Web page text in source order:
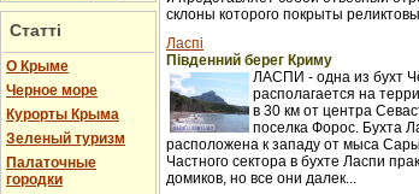
Статті
О Крыме
Черное море
Курорты Крыма
Зеленый туризм
Палаточные
городки
склоны которого покрыты
Ласпі
Південний берег Криму
ЛАСПИ - одна из бухт
располагается на
в 30 км от центра
поселка Форос. Бухта
расположена к западу от мыса
Частного сектора в бухте Ласпи
домиков, но все они далек...